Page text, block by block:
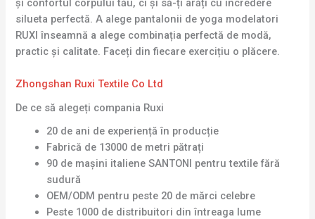
și confortul corpului tău, ci și să-ți arăți cu încredere
silueta perfectă. A alege pantalonii de yoga modelatori
RUXI înseamnă a alege combinația perfectă de modă,
practic și calitate. Faceți din fiecare exercițiu o plăcere.
Zhongshan Ruxi Textile Co Ltd
De ce să alegeți compania Ruxi
20 de ani de experiență în producție
Fabrică de 13000 de metri pătrați
90 de mașini italiene SANTONI pentru textile fără
sudură
OEM/ODM pentru peste 20 de mărci celebre
Peste 1000 de distribuitori din întreaga lume